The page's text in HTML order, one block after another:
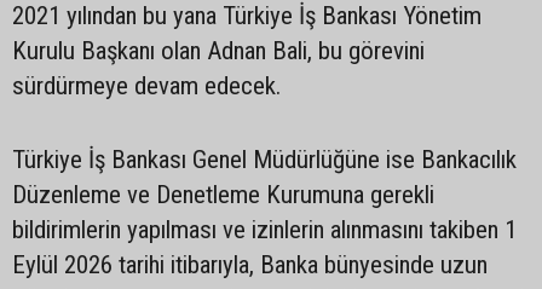
2021 yılından bu yana Türkiye İş Bankası Yönetim
Kurulu Başkanı olan Adnan Bali, bu görevini
sürdürmeye devam edecek.
Türkiye İş Bankası Genel Müdürlüğüne ise Bankacılık
Düzenleme ve Denetleme Kurumuna gerekli
bildirimlerin yapılması ve izinlerin alınmasını takiben 1
Eylül 2026 tarihi itibarıyla, Banka bünyesinde uzun